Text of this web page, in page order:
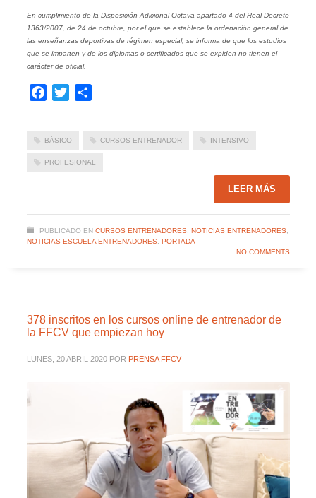
En cumplimiento de la Disposición Adicional Octava apartado 4 del Real Decreto
1363/2007, de 24 de octubre, por el que se establece la ordenación general de
las enseñanzas deportivas de régimen especial, se informa de que los estudios
que se imparten y de los diplomas o certificados que se expiden no tienen el
carácter de oficial.
Facebook
Twitter
BÁSICO CURSOS ENTRENADOR INTENSIVO
PROFESIONAL
LEER MÁS
PUBLICADO EN CURSOS ENTRENADORES, NOTICIAS ENTRENADORES,
NOTICIAS ESCUELA ENTRENADORES, PORTADA
NO COMMENTS
378 inscritos en los cursos online de entrenador de
la FFCV que empiezan hoy
LUNES, 20 ABRIL 2020 POR PRENSA FFCV